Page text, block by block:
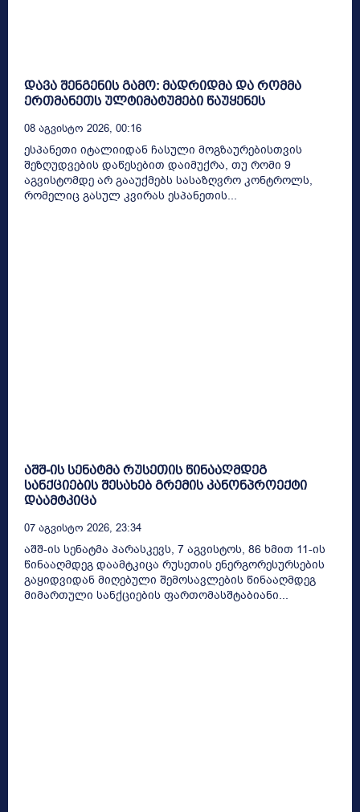
დავა შენგენის გამო: მადრიდმა და რომმა
ერთმანეთს ულტიმატუმები წაუყენეს
08 Აგვისტო 2026, 00:16
ესპანეთი იტალიიდან ჩასული მოგზაურებისთვის
შეზღუდვების დაწესებით დაიმუქრა, თუ რომი 9
აგვისტომდე არ გააუქმებს სასაზღვრო კონტროლს,
რომელიც გასულ კვირას ესპანეთის...
აშშ-ის სენატმა რუსეთის წინააღმდეგ
სანქციების შესახებ გრემის კანონპროექტი
დაამტკიცა
07 Აგვისტო 2026, 23:34
აშშ-ის სენატმა პარასკევს, 7 აგვისტოს, 86 ხმით 11-ის
წინააღმდეგ დაამტკიცა რუსეთის ენერგორესურსების
გაყიდვიდან მიღებული შემოსავლების წინააღმდეგ
მიმართული სანქციების ფართომასშტაბიანი...